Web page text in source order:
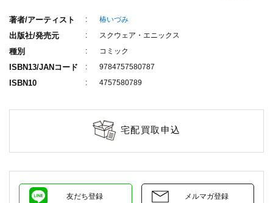
著者/アーティスト 椿いづみ
出版社/発売元 スクウェア・エニックス
種別 コミック
ISBN13/JANコード 9784757580787
ISBN10 4757580789
宅配買取申込
友だち登録 メルマガ登録